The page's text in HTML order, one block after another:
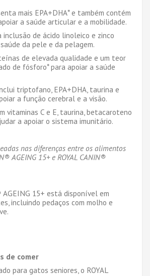
mais EPA+DHA* e também contém
a saúde articular e a mobilidade.
inclusão de ácido linoleico e zinco
úde da pele e da pelagem.
ínas de elevada qualidade e um teor
de fósforo* para apoiar a saúde
triptofano, EPA+DHA, taurina e
a função cerebral e a visão.
m vitaminas C e E, taurina, betacaroteno
a apoiar o sistema imunitário.
nas diferenças entre os alimentos
® AGEING 15+ e ROYAL CANIN®
AGEING 15+ está disponível em
incluindo pedaços com molho e
de comer
para gatos seniores, o ROYAL